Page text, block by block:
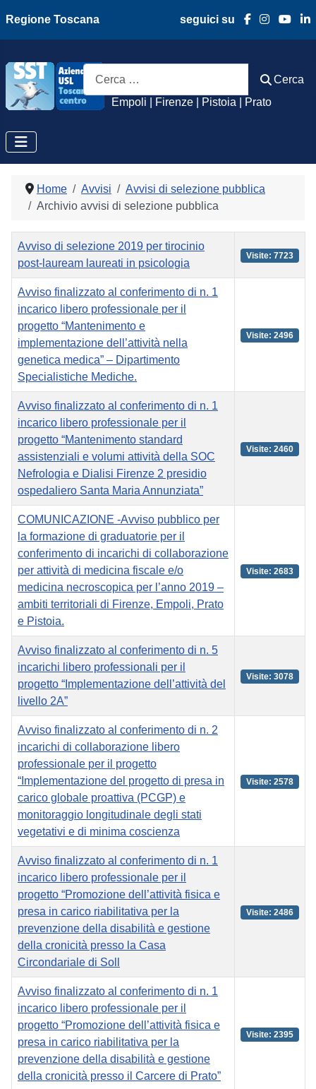
Regione Toscana seguici su
Azienda Usl
Empoli | Firenze | Pistoia | Prato
Cerca
Cerca
Home Avvisi
Avvisi di selezione pubblica
Archivio avvisi di selezione pubblica
Titolo Visite
Avviso di selezione 2019 per tirocinio
post-lauream laureati in psicologia
Visite: 7723
Avviso finalizzato al conferimento di n. 1
incarico libero professionale per il
progetto “Mantenimento e
implementazione dell’attività nella
genetica medica” – Dipartimento
Specialistiche Mediche.
Visite: 2496
Avviso finalizzato al conferimento di n. 1
incarico libero professionale per il
progetto “Mantenimento standard
assistenziali e volumi attività della SOC
Nefrologia e Dialisi Firenze 2 presidio
ospedaliero Santa Maria Annunziata”
Visite: 2460
COMUNICAZIONE -Avviso pubblico per
la formazione di graduatorie per il
conferimento di incarichi di collaborazione
per attività di medicina fiscale e/o
medicina necroscopica per l’anno 2019 –
ambiti territoriali di Firenze, Empoli, Prato
e Pistoia.
Visite: 2683
Avviso finalizzato al conferimento di n. 5
incarichi libero professionali per il
progetto “Implementazione dell’attività del
livello 2A”
Visite: 3078
Avviso finalizzato al conferimento di n. 2
incarichi di collaborazione libero
professionale per il progetto
“Implementazione del progetto di presa in
carico globale proattiva (PCGP) e
monitoraggio longitudinale degli stati
vegetativi e di minima coscienza
Visite: 2578
Avviso finalizzato al conferimento di n. 1
incarico libero professionale per il
progetto “Promozione dell’attività fisica e
presa in carico riabilitativa per la
prevenzione della disabilità e gestione
della cronicità presso la Casa
Circondariale di Soll
Visite: 2486
Avviso finalizzato al conferimento di n. 1
incarico libero professionale per il
progetto “Promozione dell’attività fisica e
presa in carico riabilitativa per la
prevenzione della disabilità e gestione
della cronicità presso il Carcere di Prato”
Visite: 2395